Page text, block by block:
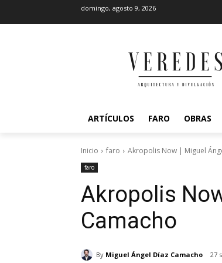
domingo, agosto 9, 2026
ARTÍCULOS FARO OBRAS
Inicio faro Akropolis Now | Miguel
faro
Akropolis
Camacho
By Miguel Ángel Díaz Camacho 27